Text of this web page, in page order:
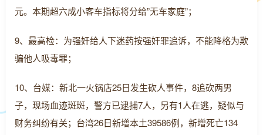
元。本期超六成小客车指标将分给”无车家庭”；
9、最高检：为强奸给人下迷药按强奸罪追诉，不能降格为欺
骗他人吸毒罪；
10、台媒：新北一火锅店25日发生砍人事件，8追砍两男
子，现场血迹斑斑，警方已逮捕7人，另有1人在逃，疑似与
财务纠纷有关；台湾26日新增本土39586例，新增死亡134